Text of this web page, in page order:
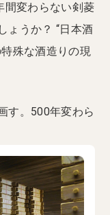
間変わらない剣菱
ょうか？ “日本酒
殊な酒造りの現
す。500年変わら